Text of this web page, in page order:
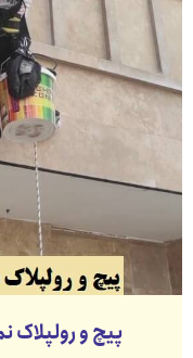
پیچ و رولپلاک